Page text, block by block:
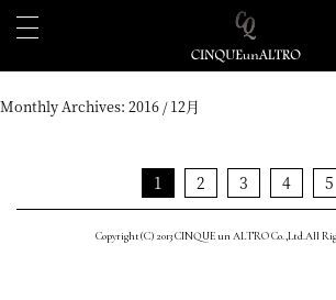
Monthly Archives: 2016 / 12月
1 2 3 4 5
Copyright(C) 2013 CINQUE un ALTRO Co.,Ltd.All